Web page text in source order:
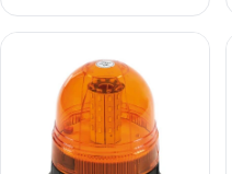
prezzo
originale
era:
€82,35.